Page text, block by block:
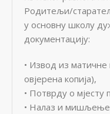
Родитељи/
у основну школу
документацију:
• Извод из
овјерена копија),
• Потврду о мјесту
• Налаз и мишљење